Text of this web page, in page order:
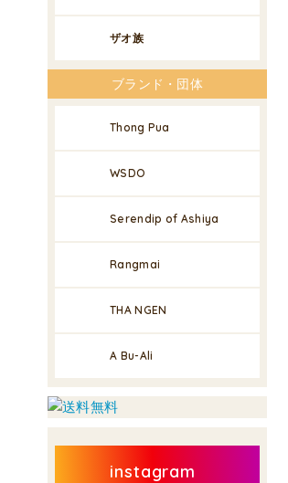
ザオ族
ブランド・団体
Thong Pua
WSDO
Serendip of Ashiya
Rangmai
THA NGEN
A Bu-Ali
instagram